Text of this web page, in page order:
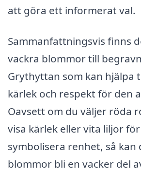
att göra ett informerat val.
Sammanfattningsvis finns
vackra blommor till
Grythyttan som kan hjälpa
kärlek och respekt för den
Oavsett om du väljer röda
visa kärlek eller vita liljor
symbolisera renhet, så kan
blommor bli en vacker del